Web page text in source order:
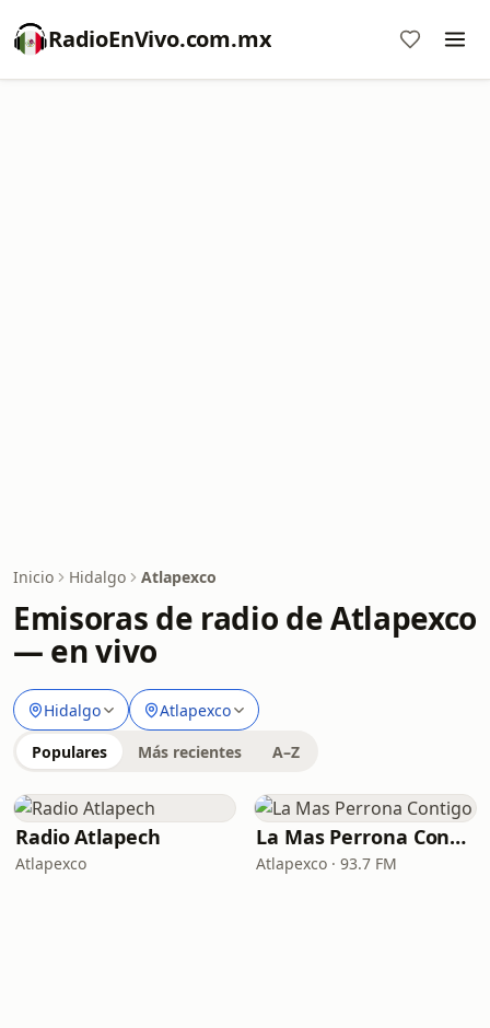
RadioEnVivo.com.mx
Inicio Hidalgo Atlapexco
Emisoras de radio de Atlapexco
— en vivo
Hidalgo Atlapexco
Populares Más recientes A–Z
Radio Atlapech
Atlapexco
La Mas Perrona Contigo
Atlapexco · 93.7 FM